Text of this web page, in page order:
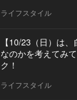
ライフスタイル
【10/23（日）は
なのかを考えてみ
ク！
ライフスタイル